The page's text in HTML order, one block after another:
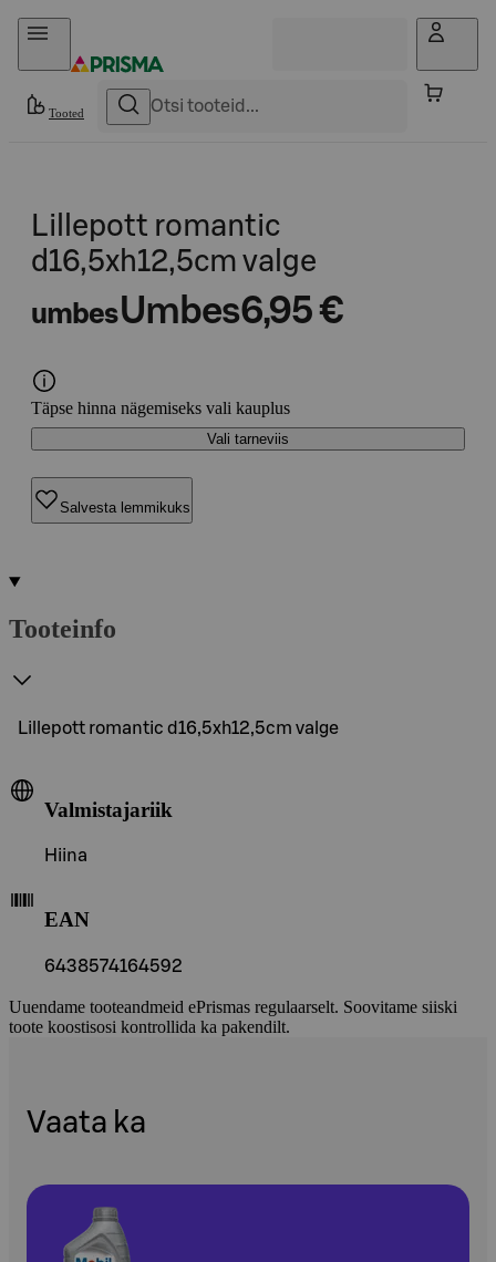
Otse sisu juurde
Tooted
Lillepott romantic
d16,5xh12,5cm valge
umbesUmbes6,95 €
Täpse hinna nägemiseks vali kauplus
Vali tarneviis
Salvesta lemmikuks
Tooteinfo
Lillepott romantic d16,5xh12,5cm valge
Valmistajariik
Hiina
EAN
6438574164592
Uuendame tooteandmeid ePrismas regulaarselt. Soovitame siiski
toote koostisosi kontrollida ka pakendilt.
Vaata ka